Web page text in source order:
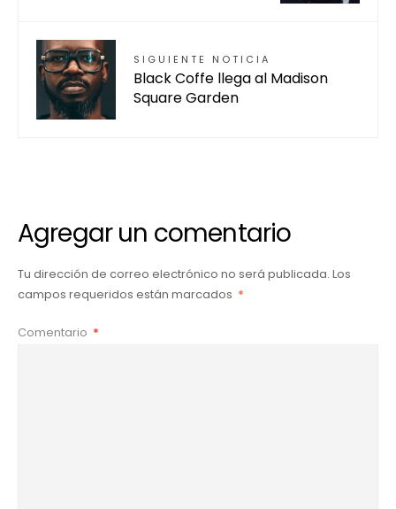
SIGUIENTE NOTICIA
Black Coffe llega al Madison
Square Garden
Agregar un comentario
Tu dirección de correo electrónico no será publicada. Los
campos requeridos están marcados *
Comentario *